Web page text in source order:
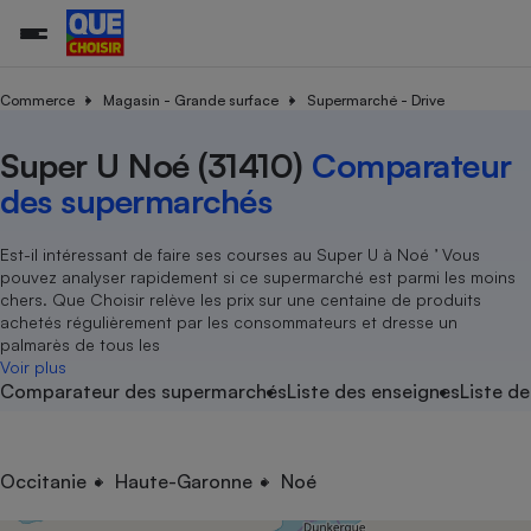
Commerce Magasin - Grande surface Supermarché - Drive
Super U Noé (31410) Comparateur
des supermarchés
Est-il intéressant de faire ses courses au Super U à Noé ’ Vous
pouvez analyser rapidement si ce supermarché est parmi les moins
chers. Que Choisir relève les prix sur une centaine de produits
achetés régulièrement par les consommateurs et dresse un
palmarès de tous les
Voir plus
Comparateur des supermarchésListe des enseignesListe
Occitanie Haute-Garonne Noé
Additifs
Nutrition
Assurance auto
Magasin - Grande surface
Méthode de vente -
Organismes de défense
Déchet
Location
Sport
électrique
Senior
Service marchand
Train
Toutes les actualités
Enquêtes
Guides d'achat
Conseils
Brèves
Tous les services
Soumettre un litige
Lettres types
Rencontrer une association locale
Tous nos combats
Nos actions
Nos grandes victoires
Les billets de la présidente
Nos associations locales
Nous rejoindre
En savoir plus sur Que Choisir Ensemble
L’association
Nos missions
Notre méthodologie
Notre financement
Nos partenaires
Nous rejoindre